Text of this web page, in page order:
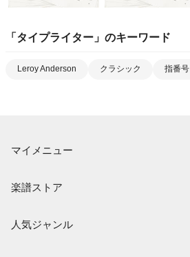
「 タイプライター 」のキーワード
Leroy Anderson クラシック 指番号
マイメニュー
退会はこちら
楽譜ストア
人気ジャンル